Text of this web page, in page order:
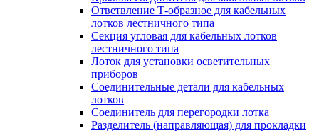
Ответвление Т-образное для кабельных
лотков лестничного типа
Секция угловая для кабельных лотков
лестничного типа
Лоток для установки осветительных
приборов
Соединительные детали для кабельных
лотков
Соединитель для перегородки лотка
Разделитель (направляющая) для прокладки